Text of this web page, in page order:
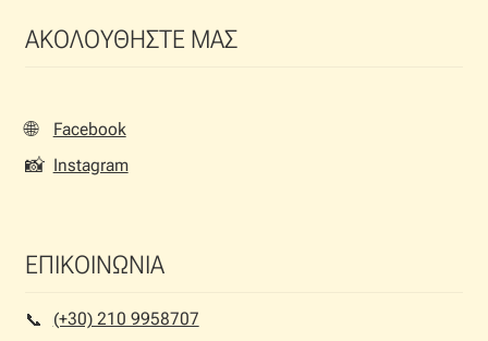
ΑΚΟΛΟΥΘΗΣΤΕ ΜΑΣ
🌐 Facebook
📸 Instagram
ΕΠΙΚΟΙΝΩΝΙΑ
📞︎
(+30) 210 9958707